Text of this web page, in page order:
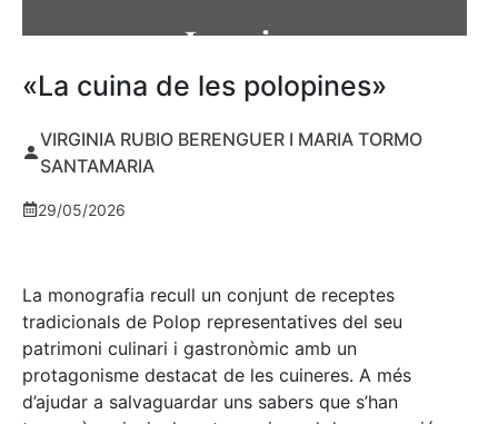
«La cuina de les polopines»
VIRGINIA RUBIO BERENGUER I MARIA TORMO
SANTAMARIA
29/05/2026
La monografia recull un conjunt de receptes
tradicionals de Polop representatives del seu
patrimoni culinari i gastronòmic amb un
protagonisme destacat de les cuineres. A més
d’ajudar a salvaguardar uns sabers que s’han